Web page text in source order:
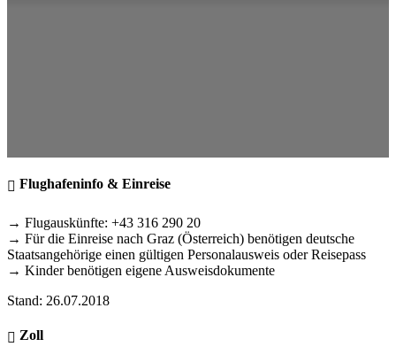
Flughafeninfo & Einreise
→ Flugauskünfte: +43 316 290 20
→ Für die Einreise nach Graz (Österreich) benötigen deutsche
Staatsangehörige einen gültigen Personalausweis oder Reisepass
→ Kinder benötigen eigene Ausweisdokumente
Stand: 26.07.2018
Zoll